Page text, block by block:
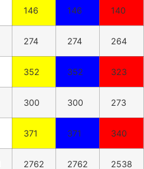
146 146 140
274 274 264
352 352 323
300 300 273
371 371 340
2762 2762 2538